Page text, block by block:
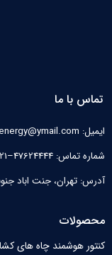
تماس با ما
ایمیل: controlenergy@ymail.com
شماره تماس: 47624444–021
آدرس: تهران، جنت اباد
محصولات
کنتور هوشمند چاه های